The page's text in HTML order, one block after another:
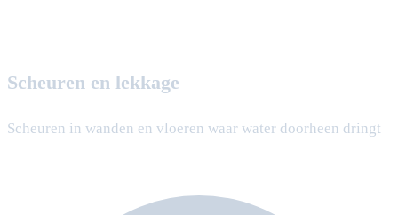
Scheuren en lekkage
Scheuren in wanden en vloeren waar water doorheen dringt